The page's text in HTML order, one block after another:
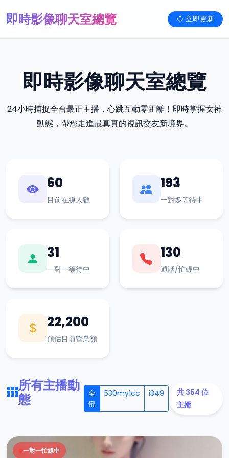
即時影像聊天室總覽 立即更新
即時影像聊天室總覽
24小時捕捉全台最正主播，心跳互動零距離！即時掌握女神
動態，帶您走進最真實的視訊交友新境界。
60
目前在線人數
193
一對多等待中
31
一對一等待中
130
通話/忙碌中
22,200
預估目前營業額
所有主播動
態
全
部
530my1cc i349
共 354 位
主播
一對一忙線中